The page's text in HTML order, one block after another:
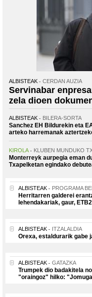
ALBISTEAK CERDAN AUZIA
Servinabar
zela dioen
ALBISTEAK BILERA-SORTA
Sanchez EH Bildurekin eta
arteko harremanak
KIROLA KLUBEN MUNDUKO
Monterreyk aurpegia eman
Txapelketan egindako
ALBISTEAK PROGRAMA
Herritarren galderei
lehendakariak, gaur,
ALBISTEAK ITZALALDIA
Orexa, estaldurarik gabe
ALBISTEAK GATAZKA
Trumpek dio badakitela
"oraingoz" hilko: